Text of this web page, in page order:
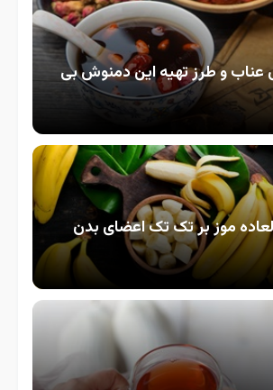
عناب و طرز تهیه این دمنوش بی
موز بر تک تک اعضای بدن